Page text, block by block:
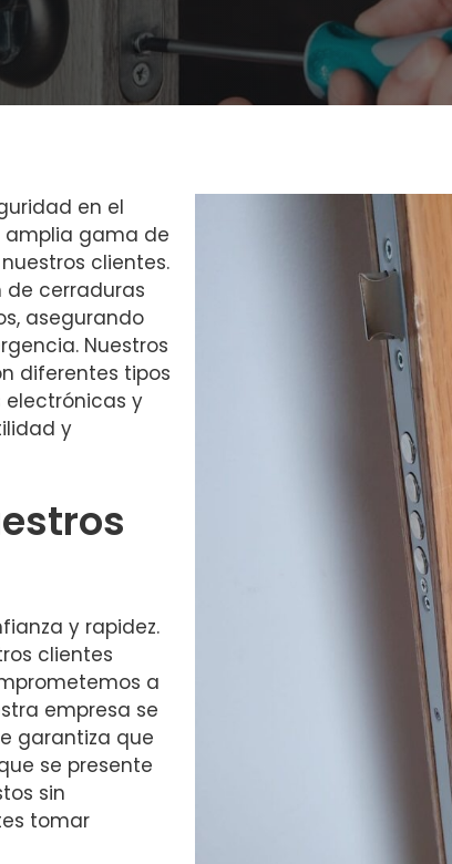
en el
amplia gama de
clientes.
de cerraduras
asegurando
Nuestros
diferentes tipos
electrónicas y
y
y rapidez.
clientes
a
empresa se
garantiza que
se presente
sin
tomar